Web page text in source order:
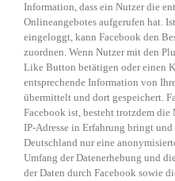
Information, dass ein Nutzer die
Onlineangebotes aufgerufen hat.
eingeloggt, kann Facebook den
zuordnen. Wenn Nutzer mit den
Like Button betätigen oder einen
entsprechende Information von
übermittelt und dort gespeichert.
Facebook ist, besteht trotzdem
IP-Adresse in Erfahrung bringt
Deutschland nur eine
Umfang der Datenerhebung und
der Daten durch Facebook sowie